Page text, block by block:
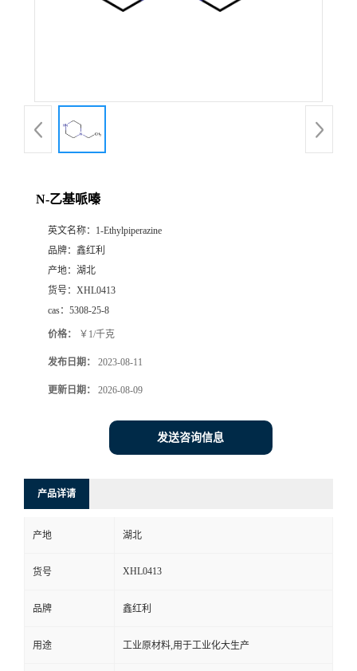
N-乙基哌嗪
英文名称： 1-Ethylpiperazine
品牌： 鑫红利
产地： 湖北
货号： XHL0413
cas： 5308-25-8
价格： ￥1/千克
发布日期： 2023-08-11
更新日期： 2026-08-09
发送咨询信息
产品详请
产地 湖北
货号 XHL0413
品牌 鑫红利
用途 工业原材料,用于工业化大生产